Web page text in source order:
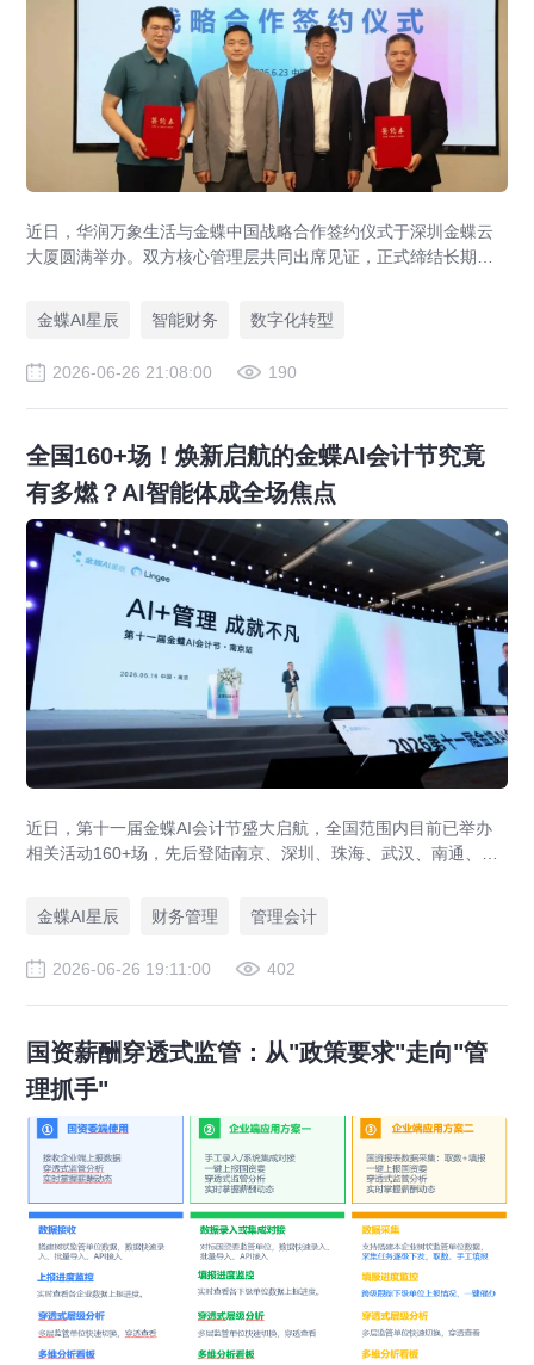
近日，华润万象生活与金蝶中国战略合作签约仪式于深圳金蝶云
大厦圆满举办。双方核心管理层共同出席见证，正式缔结长期战
享”为原则构建长期共赢的数智生态，打造财务数智化转型行业最
佳实践和世界一流财务管理体系。
金蝶AI星辰 智能财务 数字化转型
2026-06-26 21:08:00 190
全国160+场！焕新启航的金蝶AI会计节究竟
有多燃？AI智能体成全场焦点
近日，第十一届金蝶AI会计节盛大启航，全国范围内目前已举办
相关活动160+场，先后登陆南京、深圳、珠海、武汉、南通、长
跃到场，全网直播观看量突破10万+。各站活动吸引党央媒、省市
官媒、财经科技媒体等20+家权威媒体直击盛况，相关报道总阅读
金蝶AI星辰 财务管理 管理会计
2026-06-26 19:11:00 402
国资薪酬穿透式监管：从"政策要求"走向"管
理抓手"